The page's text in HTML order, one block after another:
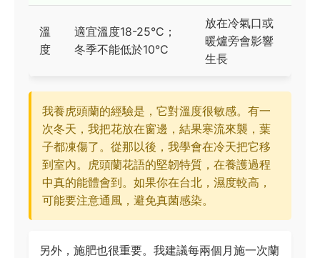
溫
度
適宜溫度18-25°C；
冬季不能低於10°C
放在冷氣口或
暖爐旁會影響
生長
我養虎頭蘭的經驗是，它對溫度很敏感。有一
次冬天，我把花放在窗邊，結果寒流來襲，葉
子都凍傷了。從那以後，我學會在冷天把它移
到室內。虎頭蘭花語的堅韌特質，在養護過程
中真的能體會到。如果你在台北，濕度較高，
可能要注意通風，避免真菌感染。
另外，施肥也很重要。我建議每兩個月施一次蘭